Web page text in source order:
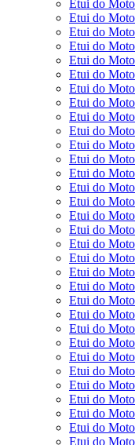
Etui do
Etui do
Etui do
Etui do
Etui do
Etui do
Etui do
Etui do
Etui do
Etui do
Etui do
Etui do
Etui do
Etui do
Etui do
Etui do
Etui do
Etui do
Etui do
Etui do
Etui do
Etui do
Etui do
Etui do
Etui do
Etui do
Etui do
Etui do
Etui do
Etui do
Etui do
Etui do